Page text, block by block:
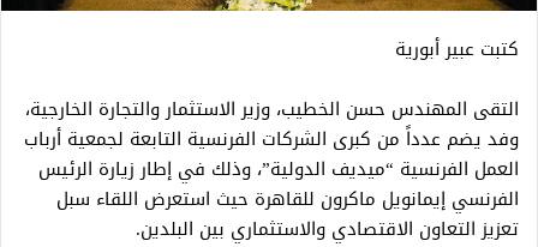
كتبت عبير أبورية
التقى المهندس حسن الخطيب، وزير الاستثمار والتجارة الخارجية،
وفد يضم عدداً من كبرى الشركات الفرنسية التابعة لجمعية أرباب
العمل الفرنسية “ميديف الدولية”، وذلك في إطار زيارة الرئيس
الفرنسي إيمانويل ماكرون للقاهرة حيث استعرض اللقاء سبل
تعزيز التعاون الاقتصادي والاستثماري بين البلدين.